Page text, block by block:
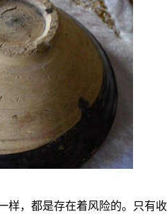
样，都是存在着风险的。只有收